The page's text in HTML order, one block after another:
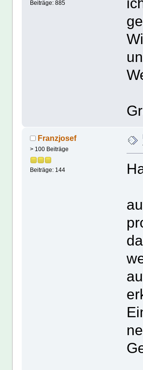
Beiträge: 885
Franzjosef
> 100 Beiträge
Beiträge: 144